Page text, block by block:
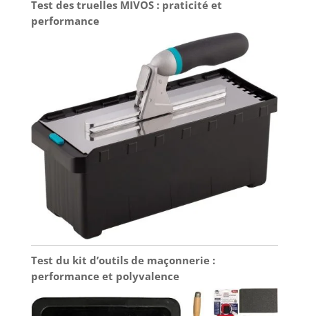
Test des truelles MIVOS : praticité et
performance
Test du kit d’outils de maçonnerie :
performance et polyvalence